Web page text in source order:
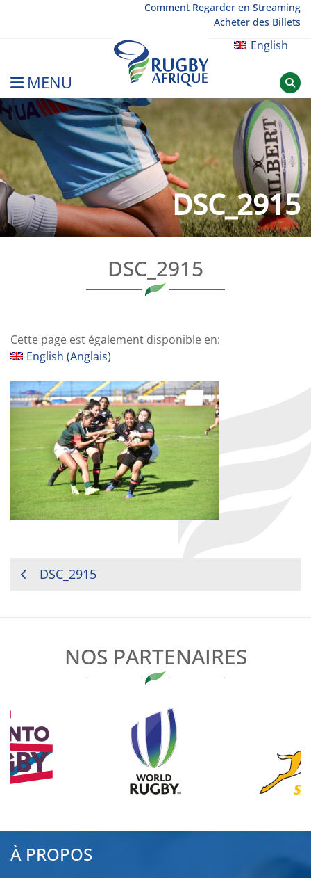
Comment Regarder en Streaming
Acheter des Billets
English
MENU
Rugby Afrique
DSC_2915
DSC_2915
Cette page est également disponible en:
English (Anglais)
NAVIGATION
DSC_2915
NOS PARTENAIRES
À PROPOS